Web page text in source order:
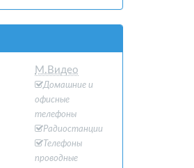
М.Видео
Домашние и
офисные
телефоны
Радиостанции
Телефоны
проводные